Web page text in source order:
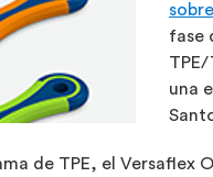
fase
una
de TPE, el Versaflex